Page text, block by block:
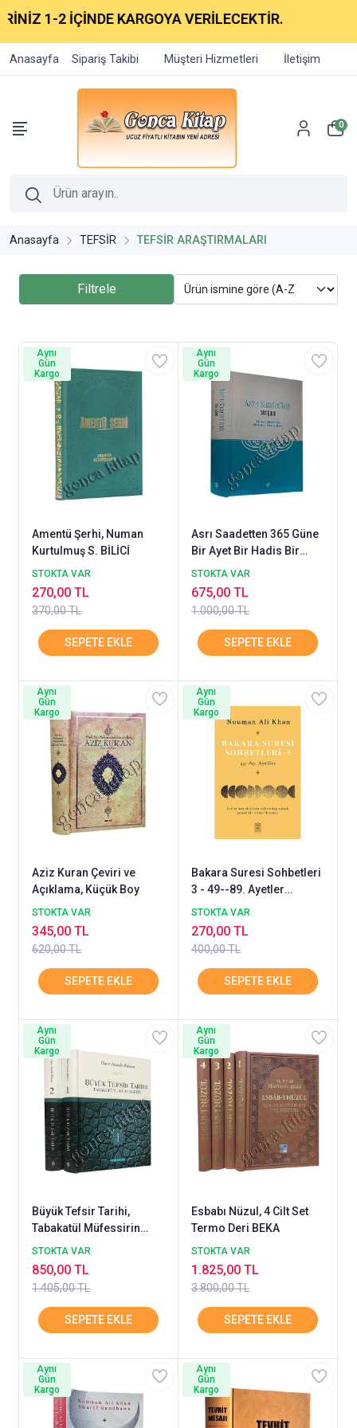
1-2 İÇİNDE KARGOYA VERİLECEKTİR.
Anasayfa Sipariş Takibi Müşteri Hizmetleri İletişim
0
Anasayfa TEFSİR TEFSİR ARAŞTIRMALARI
Filtrele
Amentü Şerhi, Numan
Kurtulmuş S. BİLİCİ
STOKTA VAR
370,00 TL
270,00 TL
Aynı
Gün
Kargo
Asrı Saadetten 365 Güne
Bir Ayet Bir Hadis Bir
Kıssa Birkaç Hisse
STOKTA VAR
1.000,00 TL
675,00 TL
Aynı
Gün
Kargo
Aziz Kuran Çeviri ve
Açıklama, Küçük Boy
STOKTA VAR
620,00 TL
345,00 TL
Aynı
Gün
Kargo
Bakara Suresi Sohbetleri
3 - 49--89. Ayetler
Nouman Ali Khan
STOKTA VAR
400,00 TL
270,00 TL
Aynı
Gün
Kargo
Büyük Tefsir Tarihi,
Tabakatül Müfessirin
SEMERKAND
STOKTA VAR
1.405,00 TL
850,00 TL
Aynı
Gün
Kargo
Esbabı Nüzul, 4 Cilt Set
Termo Deri BEKA
STOKTA VAR
3.800,00 TL
1.825,00 TL
Aynı
Gün
Kargo
Aynı
Gün
Kargo
Aynı
Gün
Kargo